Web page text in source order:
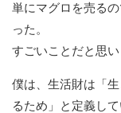
単にマグロを売る
った。
すごいことだと思い
僕は、生活財は「
るため」と定義して